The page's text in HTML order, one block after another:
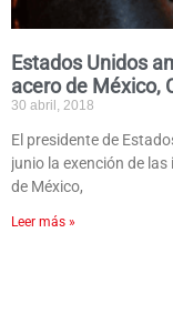
Estados Unidos
acero de México,
30 abril, 2018
El presidente de
junio la exención de
de México,
Leer más »